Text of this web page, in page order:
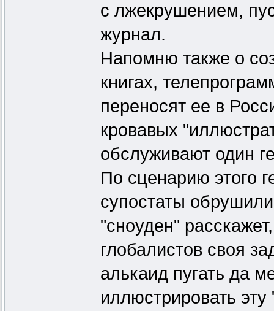
с лжекрушением,
журнал.
Напомню также о
книгах,
переносят ее в
кровавых
обслуживают один
По сценарию этого
супостаты
"сноуден"
глобалистов своя
алькаид пугать да
иллюстрировать